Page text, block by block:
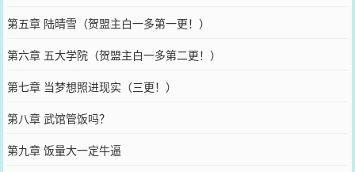
第五章 陆晴雪（贺盟主白一多第一更！）
第六章 五大学院（贺盟主白一多第二更！）
第七章 当梦想照进现实（三更！）
第八章 武馆管饭吗？
第九章 饭量大一定牛逼